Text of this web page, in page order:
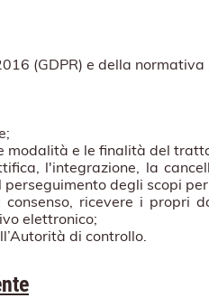
(GDPR) e della
modalità e le finalità del
l'integrazione, la
degli scopi
ricevere i
elettronico;
di controllo.